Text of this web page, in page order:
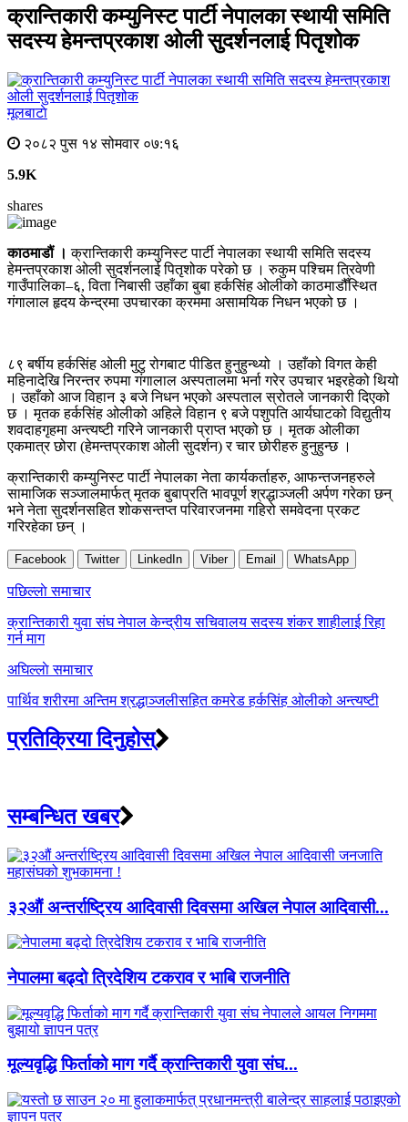
क्रान्तिकारी कम्युनिस्ट पार्टी नेपालका स्थायी समिति
सदस्य हेमन्तप्रकाश ओली सुदर्शनलाई पितृशोक
मूलबाटाे
२०८२ पुस १४ सोमवार ०७:१६
5.9K
shares
काठमाडौं । क्रान्तिकारी कम्युनिस्ट पार्टी नेपालका स्थायी समिति सदस्य
हेमन्तप्रकाश ओली सुदर्शनलाई पितृशोक परेको छ । रुकुम पश्चिम त्रिवेणी
गाउँपालिका–६, विता निबासी उहाँका बुबा हर्कसिंह ओलीको काठमाडौँस्थित
गंगालाल हृदय केन्द्रमा उपचारका क्रममा असामयिक निधन भएको छ ।
८९ बर्षीय हर्कसिंह ओली मुटु रोगबाट पीडित हुनुहुन्थ्यो । उहाँको विगत केही
महिनादेखि निरन्तर रुपमा गंगालाल अस्पतालमा भर्ना गरेर उपचार भइरहेको थियो
। उहाँको आज विहान ३ बजे निधन भएको अस्पताल स्रोतले जानकारी दिएको
छ । मृतक हर्कसिंह ओलीको अहिले विहान ९ बजे पशुपति आर्यघाटको विद्युतीय
शवदाहगृहमा अन्त्यष्टी गरिने जानकारी प्राप्त भएको छ । मृतक ओलीका
एकमात्र छोरा (हेमन्तप्रकाश ओली सुदर्शन) र चार छोरीहरु हुनुहुन्छ ।
क्रान्तिकारी कम्युनिस्ट पार्टी नेपालका नेता कार्यकर्ताहरु, आफन्तजनहरुले
सामाजिक सञ्जालमार्फत् मृतक बुबाप्रति भावपूर्ण श्रद्धाञ्जली अर्पण गरेका छन्
भने नेता सुदर्शनसहित शोकसन्तप्त परिवारजनमा गहिरो समवेदना प्रकट
गरिरहेका छन् ।
Facebook Twitter LinkedIn Viber Email WhatsApp
Post
navigation
पछिल्लाे समाचार
क्रान्तिकारी युवा संघ नेपाल केन्द्रीय सचिवालय सदस्य शंकर शाहीलाई रिहा
गर्न माग
अघिल्लाे समाचार
पार्थिव शरीरमा अन्तिम श्रद्धाञ्जलीसहित कमरेड हर्कसिंह ओलीको अन्त्यष्टी
प्रतिक्रिया दिनुहोस्
सम्बन्धित खबर
३२औं अन्तर्राष्ट्रिय आदिवासी दिवसमा अखिल नेपाल आदिवासी...
नेपालमा बढ्दो त्रिदेशिय टकराव र भाबि राजनीति
मूल्यवृद्धि फिर्ताको माग गर्दै क्रान्तिकारी युवा संघ...